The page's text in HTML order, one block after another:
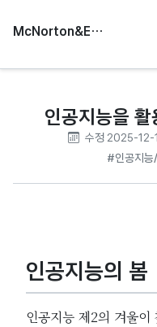
McNorton&Education
인공지능을
수정 2025-
#인공지능
인공지능의 봄
인공지능 제2의 겨울